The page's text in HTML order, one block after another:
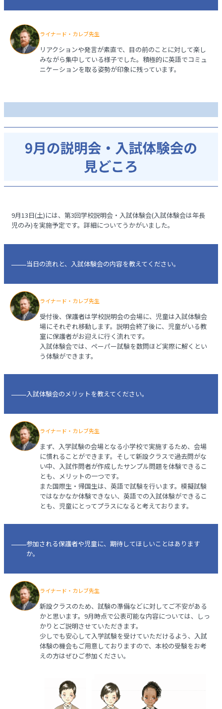
ライナード・カレブ先生
リアクションや発言が素直で、目の前のことに対して楽し
みながら集中している様子でした。積極的に英語でコミュ
ニケーションを取る姿勢が印象に残っています。
9月13日(土)には、第3回学校説明会・入試体験会(入試体験会は年長
児のみ)を実施予定です。詳細についてうかがいました。
当日の流れと、入試体験会の内容を教えてください。
ライナード・カレブ先生
受付後、保護者は学校説明会の会場に、児童は入試体験会
場にそれぞれ移動します。説明会終了後に、児童がいる教
室に保護者がお迎えに行く流れです。
入試体験会では、ペーパー試験を数問ほど実際に解くとい
う体験ができます。
入試体験会のメリットを教えてください。
ライナード・カレブ先生
まず、入学試験の会場となる小学校で実施するため、会場
に慣れることができます。そして新設クラスで過去問がな
い中、入試作問者が作成したサンプル問題を体験できるこ
とも、メリットの一つです。
また国際生・帰国生は、英語で試験を行います。模擬試験
ではなかなか体験できない、英語での入試体験ができるこ
とも、児童にとってプラスになると考えております。
参加される保護者や児童に、期待してほしいことはあります
か。
ライナード・カレブ先生
新設クラスのため、試験の準備などに対してご不安がある
かと思います。9月時点で公表可能な内容については、しっ
かりとご説明させていただきます。
少しでも安心して入学試験を受けていただけるよう、入試
体験の機会もご用意しておりますので、本校の受験をお考
えの方はぜひご参加ください。